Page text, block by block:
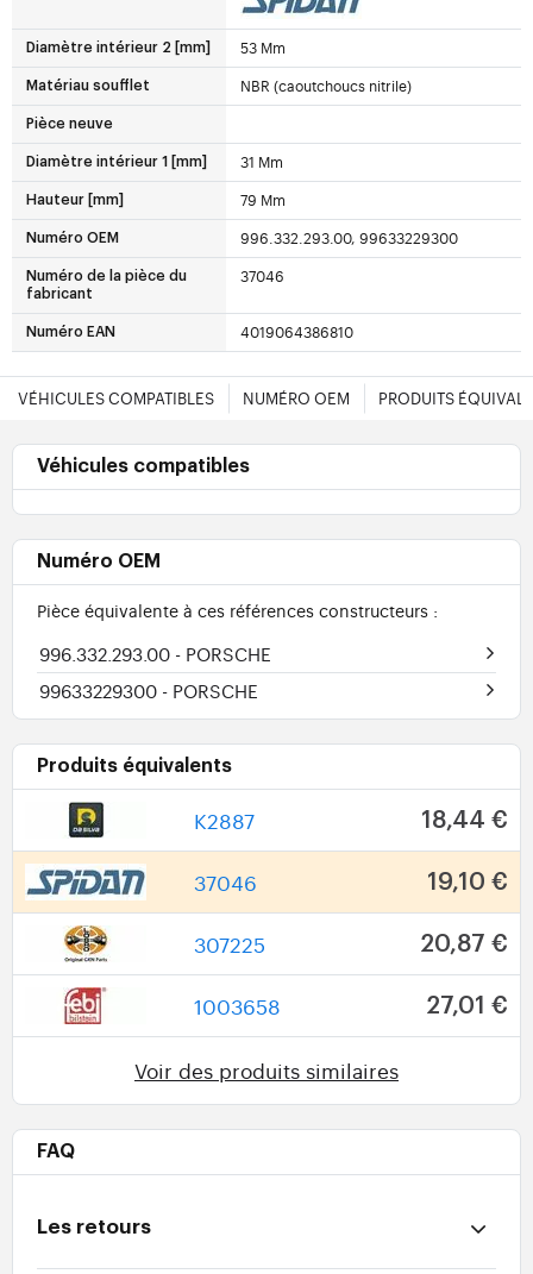
Diamètre intérieur 2 [mm] 53 Mm
Matériau soufflet NBR (caoutchoucs nitrile)
Pièce neuve
Diamètre intérieur 1 [mm] 31 Mm
Hauteur [mm] 79 Mm
Numéro OEM 996.332.293.00, 99633229300
Numéro de la pièce du
fabricant
37046
Numéro EAN 4019064386810
VÉHICULES COMPATIBLES NUMÉRO OEM PRODUITS
Véhicules compatibles
Numéro OEM
Pièce équivalente à ces références constructeurs :
996.332.293.00 - PORSCHE
99633229300 - PORSCHE
Produits équivalents
K2887 18,44 €
37046 19,10 €
307225 20,87 €
1003658 27,01 €
Voir des produits similaires
FAQ
Les retours